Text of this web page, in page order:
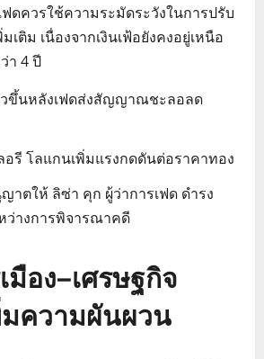
ดควรใช้ความระมัดระวังในการปรับ
เติม เนื่องจากเงินเฟ้อยังคงอยู่เหนือ
า 4 ปี
วขึ้นหลังเฟดส่งสัญญาณชะลอลด
อรี โลแกนเพิ่มแรงกดดันต่อราคาทอง
าตให้ ลิซ่า คุก ผู้ว่าการเฟด ดำรง
ว่างการพิจารณาคดี
มือง–เศรษฐกิจ
มความผันผวน